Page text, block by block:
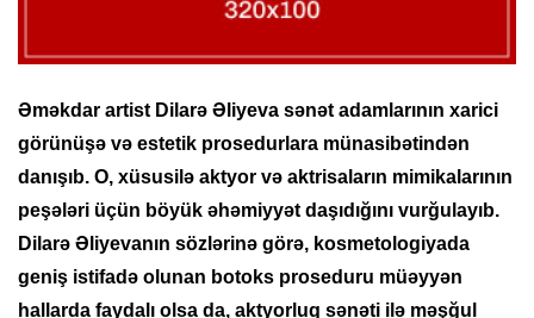
Əməkdar artist Dilarə Əliyeva sənət adamlarının xarici
görünüşə və estetik prosedurlara münasibətindən
danışıb. O, xüsusilə aktyor və aktrisaların mimikalarının
peşələri üçün böyük əhəmiyyət daşıdığını vurğulayıb.
Dilarə Əliyevanın sözlərinə görə, kosmetologiyada
geniş istifadə olunan botoks proseduru müəyyən
hallarda faydalı olsa da, aktyorluq sənəti ilə məşğul